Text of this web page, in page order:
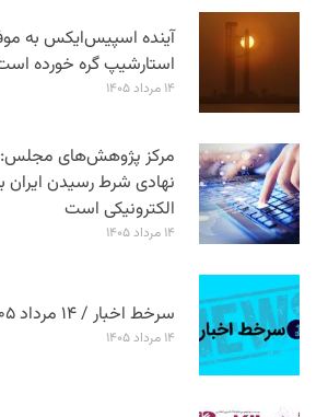
آینده اسپیس‌ایکس به
استارشیپ گره خورده
۱۴ مرداد ۱۴۰۵
مرکز پژوهش‌های
الکترونیکی است
۱۴ مرداد ۱۴۰۵
سرخط اخبار / ۱۴ مرداد ۱۴۰۵
۱۴ مرداد ۱۴۰۵